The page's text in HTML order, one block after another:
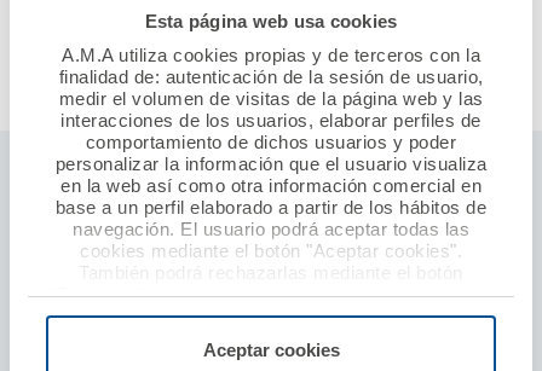
Esta página web usa cookies
A.M.A utiliza cookies propias y de terceros con la
finalidad de: autenticación de la sesión de usuario,
medir el volumen de visitas de la página web y las
interacciones de los usuarios, elaborar perfiles de
comportamiento de dichos usuarios y poder
personalizar la información que el usuario visualiza
en la web así como otra información comercial en
base a un perfil elaborado a partir de los hábitos de
navegación. El usuario podrá aceptar todas las
cookies mediante el botón "Aceptar cookies".
También podrá rechazarlas mediante el botón
"Rechazar", donde se rechazarán todas las cookies
menos las necesarias para permitir el acceso a los
configurarlas usando el botón “Personalizar".
Aceptar cookies
En el acto también estuvo presente Luis Alberto García
Alía, secretario, de A.M.A.
Seguros ámbito profesional sanitario
Responsabilidad civil profesional
Establecimientos sanitarios
Seguro baja laboral
Defensa y protección por agresión